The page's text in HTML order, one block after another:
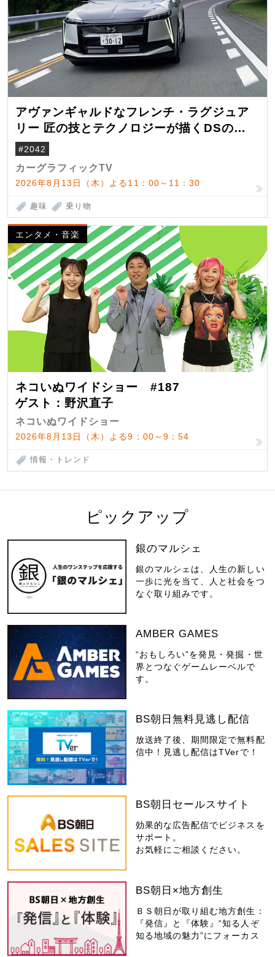
アヴァンギャルドなフレンチ・ラグジュア
リー 匠の技とテクノロジーが描くDSの世
界観
#2042
カーグラフィックTV
2026年8月13日（木）よる11：00～11：30
趣味 乗り物
エンタメ・音楽
ネコいぬワイドショー #187
ゲスト：野沢直子
ネコいぬワイドショー
2026年8月13日（木）よる9：00～9：54
情報・トレンド
ピックアップ
銀のマルシェ
銀のマルシェは、人生の新しい
一歩に光を当て、人と社会をつ
なぐ取り組みです。
AMBER GAMES
“おもしろい”を発見・発掘・世
界とつなぐゲームレーベルで
す。
BS朝日無料見逃し配信
放送終了後、期間限定で無料配
信中！見逃し配信はTVerで！
BS朝日セールスサイト
効果的な広告配信でビジネスを
サポート。
お気軽にご相談ください。
BS朝日×地方創生
ＢＳ朝日が取り組む地方創生：
『発信』と『体験』“知る人ぞ
知る地域の魅力”にフォーカス